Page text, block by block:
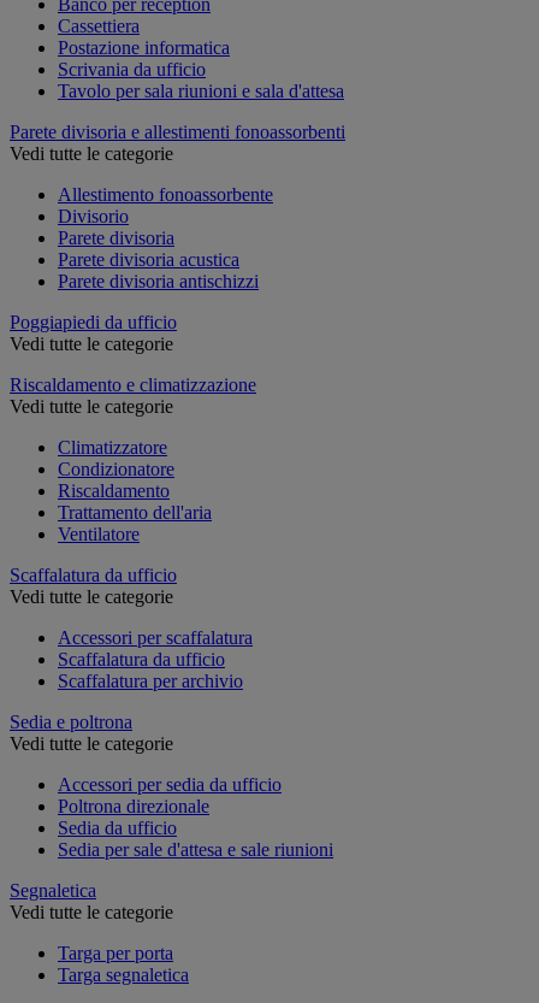
Cassettiera
Postazione informatica
Scrivania da ufficio
Tavolo per sala riunioni e sala d'attesa
Parete divisoria e allestimenti fonoassorbenti
Vedi tutte le categorie
Allestimento fonoassorbente
Divisorio
Parete divisoria
Parete divisoria acustica
Parete divisoria antischizzi
Poggiapiedi da ufficio
Vedi tutte le categorie
Riscaldamento e climatizzazione
Vedi tutte le categorie
Climatizzatore
Condizionatore
Riscaldamento
Trattamento dell'aria
Ventilatore
Scaffalatura da ufficio
Vedi tutte le categorie
Accessori per scaffalatura
Scaffalatura da ufficio
Scaffalatura per archivio
Sedia e poltrona
Vedi tutte le categorie
Accessori per sedia da ufficio
Poltrona direzionale
Sedia da ufficio
Sedia per sale d'attesa e sale riunioni
Segnaletica
Vedi tutte le categorie
Targa per porta
Targa segnaletica